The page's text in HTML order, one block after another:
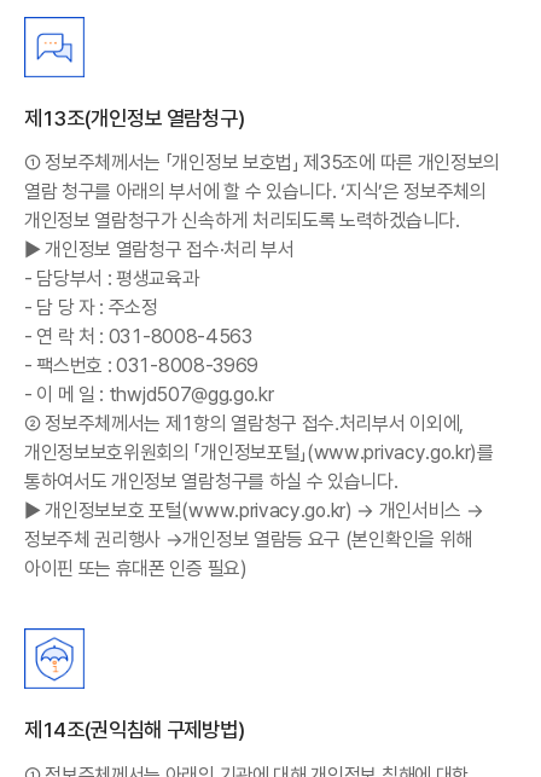
제13조(개인정보 열람청구)
① 정보주체께서는 「개인정보 보호법」 제35조에 따른 개인정보의
열람 청구를 아래의 부서에 할 수 있습니다. ‘지식’은 정보주체의
개인정보 열람청구가 신속하게 처리되도록 노력하겠습니다.
▶ 개인정보 열람청구 접수·처리 부서
- 담당부서 : 평생교육과
- 담 당 자 : 주소정
- 연 락 처 : 031-8008-4563
- 팩스번호 : 031-8008-3969
- 이 메 일 : thwjd507@gg.go.kr
② 정보주체께서는 제1항의 열람청구 접수․처리부서 이외에,
개인정보보호위원회의 「개인정보포털」(www.privacy.go.kr)를
통하여서도 개인정보 열람청구를 하실 수 있습니다.
▶ 개인정보보호 포털(www.privacy.go.kr) → 개인서비스 →
정보주체 권리행사 →개인정보 열람등 요구 (본인확인을 위해
아이핀 또는 휴대폰 인증 필요)
제14조(권익침해 구제방법)